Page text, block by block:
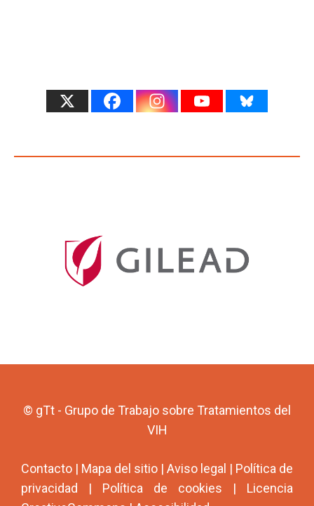
© gTt - Grupo de Trabajo sobre Tratamientos del
VIH
Contacto | Mapa del sitio | Aviso legal | Política de
privacidad | Política de cookies | Licencia